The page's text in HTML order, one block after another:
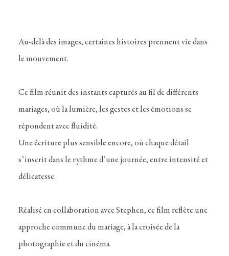
Au-delà des images, certaines histoires prennent vie dans
le mouvement.
Ce film réunit des instants capturés au fil de différents
mariages, où la lumière, les gestes et les émotions se
répondent avec fluidité.
Une écriture plus sensible encore, où chaque détail
s’inscrit dans le rythme d’une journée, entre intensité et
délicatesse.
Réalisé en collaboration avec Stephen, ce film reflète une
approche commune du mariage, à la croisée de la
photographie et du cinéma.